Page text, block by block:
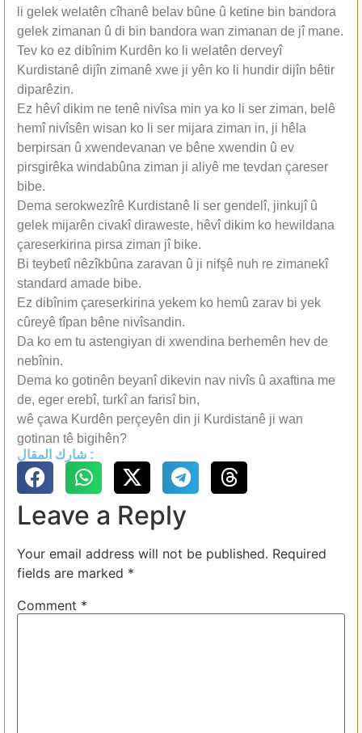
li gelek welatên cîhanê belav bûne û ketine bin bandora
gelek zimanan û di bin bandora wan zimanan de jî mane.
Tev ko ez dibînim Kurdên ko li welatên derveyî
Kurdistanê dijîn zimanê xwe ji yên ko li hundir dijîn bêtir
diparêzin.
Ez hêvî dikim ne tenê nivîsa min ya ko li ser ziman, belê
hemî nivîsên wisan ko li ser mijara ziman in, ji hêla
berpirsan û xwendevanan ve bêne xwendin û ev
pirsgirêka windabûna ziman ji aliyê me tevdan çareser
bibe.
Dema serokwezîrê Kurdistanê li ser gendelî, jinkujî û
gelek mijarên civakî diraweste, hêvî dikim ko hewildana
çareserkirina pirsa ziman jî bike.
Bi teybetî nêzîkbûna zaravan û ji nifşê nuh re zimanekî
standard amade bibe.
Ez dibînim çareserkirina yekem ko hemû zarav bi yek
cûreyê tîpan bêne nivîsandin.
Da ko em tu astengiyan di xwendina berhemên hev de
nebînin.
Dema ko gotinên beyanî dikevin nav nivîs û axaftina me
de, eger erebî, turkî an farisî bin,
wê çawa Kurdên perçeyên din ji Kurdistanê ji wan
gotinan tê bigihên?
شارك المقال :
Leave a Reply
Your email address will not be published. Required
fields are marked *
Comment *